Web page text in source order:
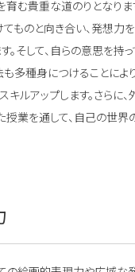
む貴重な道のりとなりま
ものと向き合い、発想力
。そして、自らの意思を持
多種身につけることにより
スキルアップします。さらに
業を通して、自己の世界